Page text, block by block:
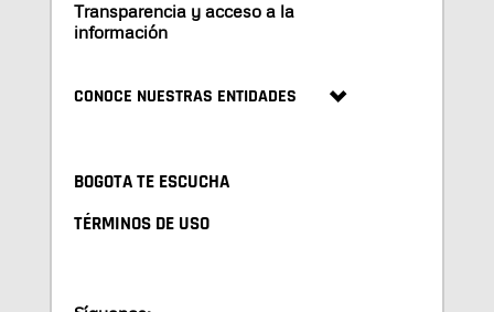
Transparencia y acceso a la
información
CONOCE NUESTRAS ENTIDADES
BOGOTA TE ESCUCHA
TÉRMINOS DE USO